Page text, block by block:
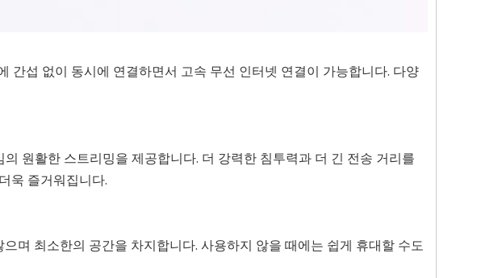
섭 없이 동시에 연결하면서 고속 무선 인터넷 연결이 가능합니다. 다양
원활한 스트리밍을 제공합니다. 더 강력한 침투력과 더 긴 전송 거리를
욱 즐거워집니다.
며 최소한의 공간을 차지합니다. 사용하지 않을 때에는 쉽게 휴대할 수도